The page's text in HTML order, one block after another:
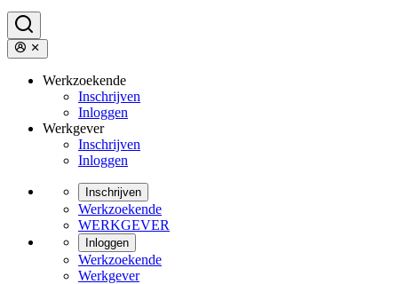
Werkzoekende
Inschrijven
Inloggen
Werkgever
Inschrijven
Inloggen
Inschrijven
Werkzoekende
WERKGEVER
Inloggen
Werkzoekende
Werkgever